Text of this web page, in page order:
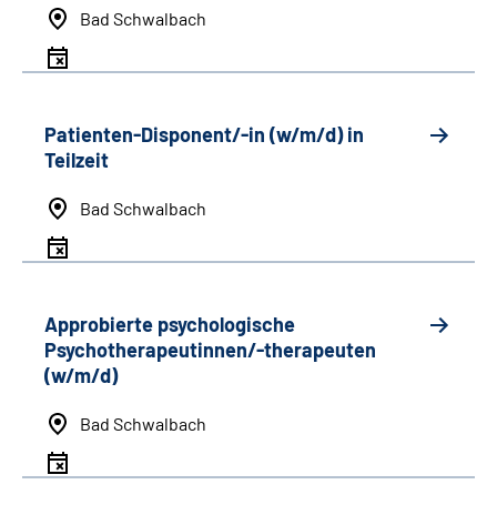
Bad Schwalbach
Patienten-Disponent/-in (w/m/d) in
Teilzeit
Bad Schwalbach
Approbierte psychologische
Psychotherapeutinnen/-therapeuten
(w/m/d)
Bad Schwalbach